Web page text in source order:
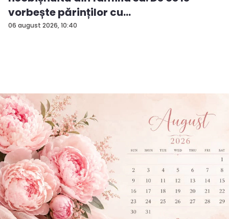
06 august 2026, 10:40
vorbește părinților cu
„dumneavoastră...